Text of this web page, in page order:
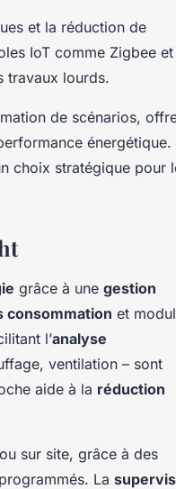
et la réduction de
IoT comme Zigbee
travaux lourds.
de scénarios,
énergétique.
choix stratégique pour
grâce à une gestion
consommation et
l’analyse
ventilation – sont
aide à la réduction
sur site, grâce à des
La